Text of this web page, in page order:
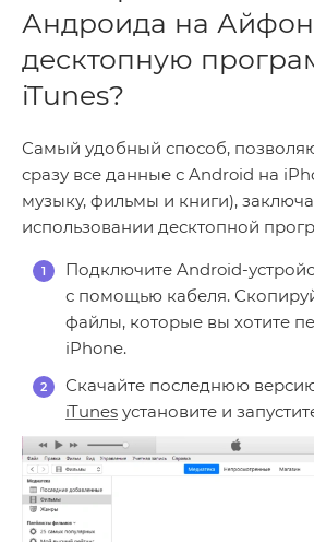
Андроида на Айфон
десктопную
iTunes?
Самый удобный способ,
сразу все данные с Android на
музыку, фильмы и книги),
использовании десктопной
Подключите Android-
с помощью кабеля.
файлы, которые вы хотите
iPhone.
Скачайте последнюю
iTunes установите и